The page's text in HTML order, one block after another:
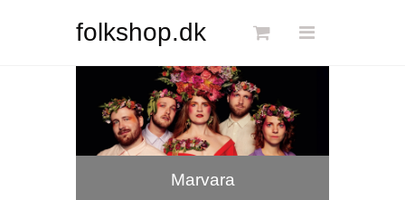
folkshop.dk
Marvara